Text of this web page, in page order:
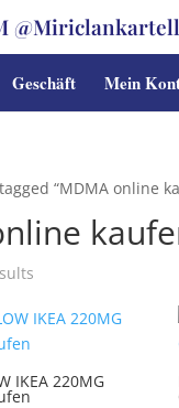
@Miriclankartell
Geschäft Mein
“MDMA online
IKEA 220MG